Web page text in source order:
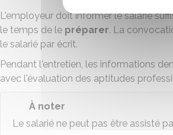
L'employeur doit informer le salarié
le temps de le préparer. La
le salarié par écrit.
Pendant l'entretien, les informations
avec l'évaluation des aptitudes
À noter
Le salarié ne peut pas être assisté